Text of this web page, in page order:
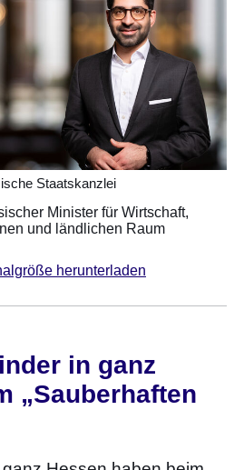
Staatskanzlei
Minister für Wirtschaft,
und ländlichen Raum
herunterladen
in ganz
„Sauberhaften